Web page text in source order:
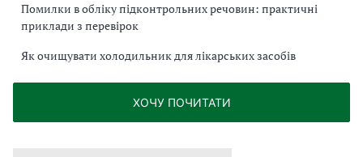
Помилки в обліку підконтрольних речовин: практичні
приклади з перевірок
Як очищувати холодильник для лікарських засобів
ХОЧУ ПОЧИТАТИ